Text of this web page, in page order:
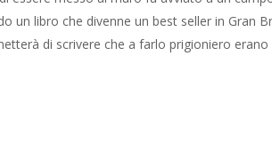
un libro che divenne un best seller in Gran
di scrivere che a farlo prigioniero